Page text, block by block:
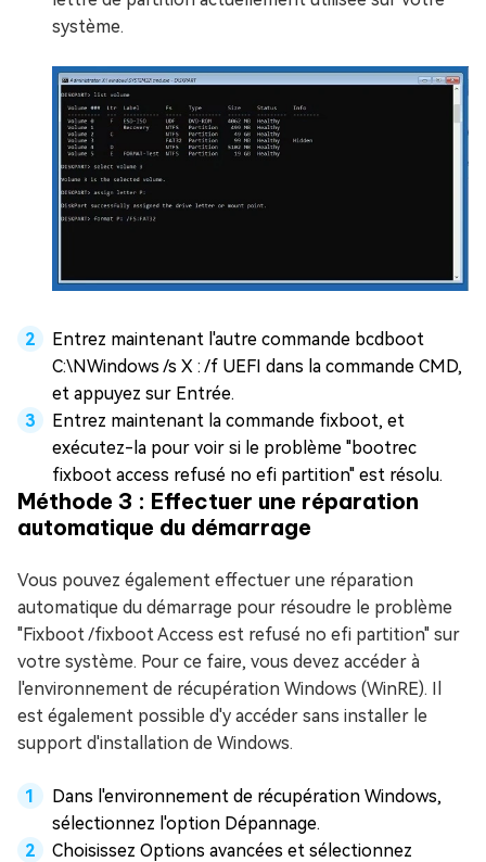
système.
Entrez maintenant l'autre commande bcdboot
C:\NWindows /s X : /f UEFI dans la commande CMD,
et appuyez sur Entrée.
Entrez maintenant la commande fixboot, et
exécutez-la pour voir si le problème "bootrec
fixboot access refusé no efi partition" est résolu.
Méthode 3 : Effectuer une réparation
automatique du démarrage
Vous pouvez également effectuer une réparation
automatique du démarrage pour résoudre le problème
"Fixboot /fixboot Access est refusé no efi partition" sur
votre système. Pour ce faire, vous devez accéder à
l'environnement de récupération Windows (WinRE). Il
est également possible d'y accéder sans installer le
support d'installation de Windows.
Dans l'environnement de récupération Windows,
sélectionnez l'option Dépannage.
Choisissez Options avancées et sélectionnez